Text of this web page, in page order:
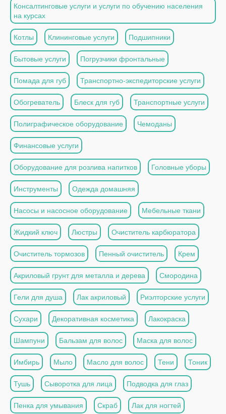
Консалтинговые услуги и услуги по обучению населения
на курсах
Котлы Клининговые услуги Подшипники
Бытовые услуги Погрузчики фронтальные
Помада для губ Транспортно-экспедиторские услуги
Обогреватель Блеск для губ Транспортные услуги
Полиграфическое оборудование Чемоданы
Финансовые услуги
Оборудование для розлива напитков Головные уборы
Инструменты Одежда домашняя
Насосы и насосное оборудование Мебельные ткани
Жидкий ключ Люстры Очиститель карбюратора
Очиститель тормозов Пенный очиститель Крем
Акриловый грунт для металла и дерева Смородина
Гели для душа Лак акриловый Риэлторские услуги
Сухари Декоративная косметика Лакокраска
Шампуни Бальзам для волос Маска для волос
Имбирь Мыло Масло для волос Тени Тоник
Тушь Сыворотка для лица Подводка для глаз
Пенка для умывания Скраб Лак для ногтей